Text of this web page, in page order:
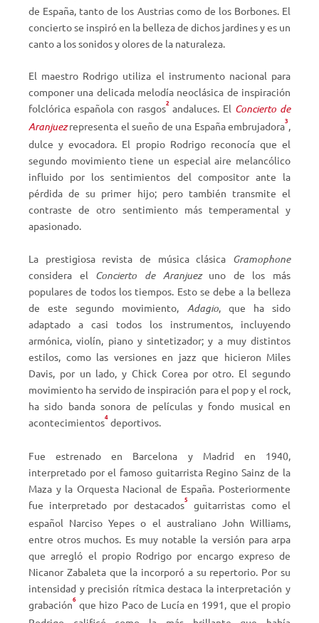
de España, tanto de los Austrias como de los Borbones. El
concierto se inspiró en la belleza de dichos jardines y es un
canto a los sonidos y olores de la naturaleza.
El maestro Rodrigo utiliza el instrumento nacional para
componer una delicada melodía neoclásica de inspiración
folclórica española con rasgos2andaluces. El Concierto de
Aranjuezrepresenta el sueño de una España embrujadora3,
dulce y evocadora. El propio Rodrigo reconocía que el
segundo movimiento tiene un especial aire melancólico
influido por los sentimientos del compositor ante la
pérdida de su primer hijo; pero también transmite el
contraste de otro sentimiento más temperamental y
apasionado.
La prestigiosa revista de música clásica Gramophone
considera el Concierto de Aranjuezuno de los más
populares de todos los tiempos. Esto se debe a la belleza
de este segundo movimiento, Adagio, que ha sido
adaptado a casi todos los instrumentos, incluyendo
armónica, violín, piano y sintetizador; y a muy distintos
estilos, como las versiones en jazz que hicieron Miles
Davis, por un lado, y Chick Corea por otro. El segundo
movimiento ha servido de inspiración para el pop y el rock,
ha sido banda sonora de películas y fondo musical en
acontecimientos4 deportivos.
Fue estrenado en Barcelona y Madrid en 1940,
interpretado por el famoso guitarrista Regino Sainz de la
Maza y la Orquesta Nacional de España. Posteriormente
fue interpretado por destacados5
guitarristas como el
español Narciso Yepes o el australiano John Williams,
entre otros muchos. Es muy notable la versión para arpa
que arregló el propio Rodrigo por encargo expreso de
Nicanor Zabaleta que la incorporó a su repertorio. Por su
intensidad y precisión rítmica destaca la interpretación y
grabación6 que hizo Paco de Lucía en 1991, que el propio